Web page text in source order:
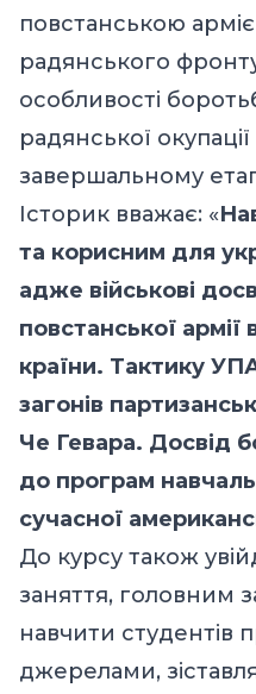
повстанською
радянського
особливості
радянської
завершальному
Історик вважає: «
та корисним для
адже військові
повстанської
країни. Тактику
загонів
Че Гевара. Досвід
до програм
сучасної
До курсу також
заняття, головним
навчити студентів
джерелами,